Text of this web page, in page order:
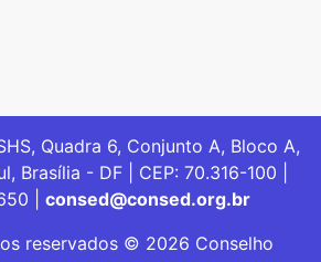
Quadra 6, Conjunto A, Bloco A,
Brasília - DF | CEP: 70.316-100 |
| consed@consed.org.br
reservados © 2026 Conselho